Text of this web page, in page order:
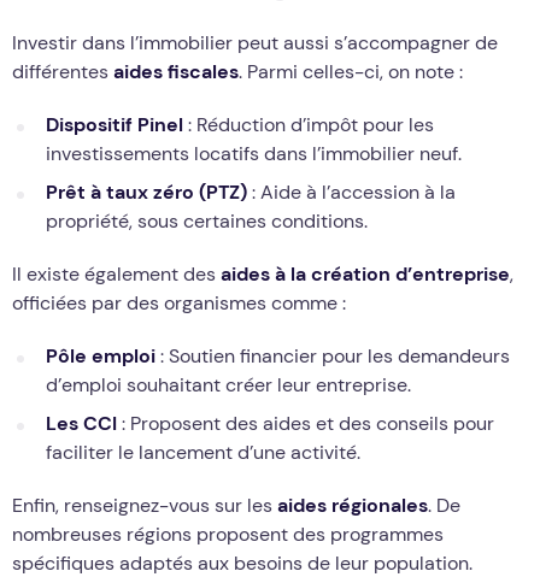
Investir dans l’immobilier peut aussi s’accompagner de
différentesaides fiscales. Parmi celles-ci, on note :
Dispositif Pinel : Réduction d’impôt pour les
investissements locatifs dans l’immobilier neuf.
Prêt à taux zéro (PTZ): Aide à l’accession à la
propriété, sous certaines conditions.
Il existe également desaides à la création d’entreprise,
officiées par des organismes comme :
Pôle emploi: Soutien financier pour les demandeurs
d’emploi souhaitant créer leur entreprise.
Les CCI: Proposent des aides et des conseils pour
faciliter le lancement d’une activité.
Enfin, renseignez-vous sur lesaides régionales. De
nombreuses régions proposent des programmes
spécifiques adaptés aux besoins de leur population.